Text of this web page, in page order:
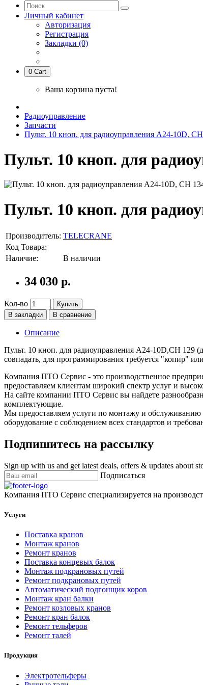
Личный кабинет
Авторизация
Регистрация
Закладки (0)
0 Cart
Ваша корзина пуста!
Радиоуправление
Запчасти
Пульт. 10 кноп. для радиоуправления А24-10D,
Пульт. 10 кноп. для
Пульт. 10 кноп. для
Производитель: TELECRANE
Код Товара:
Наличие:
В наличии
34 030 р.
Кол-во
Купить
В закладки
В сравнение
Описание
Пульт. 10 кноп. для радиоуправления А24-10D,СН 129
совпадать, для программирования требуется "копир"
Компания ПТО Сервис - это производственное
предоставляем клиентам широкий спектр услуг и
На сайте компании ПТО Сервис вы найдете
комплектующие.
Мы предоставляем услуги по монтажу и обслуживанию
оборудование с соблюдением всех стандартов и
Подпишитесь на рассылку
Sign up with us and get latest deals, offers & updates about
Подписаться
Компания ПТО Сервис специализируется на
Услуги
Поставка кранов
Монтаж кранов
Ремонт кранов
Поставка концевых балок
Монтаж подкрановых путей
Ремонт подкрановых путей
Автоматический подгонщик коров
Монтаж кран балки
Ремонт козловых кранов
Ремонт кран балок
Ремонт тельферов
Ремонт талей
Продукция
Электротельферы